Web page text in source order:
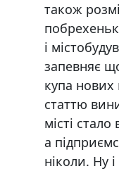
також
і
запевняє
купа
статтю
місті
а
ніколи. Ну